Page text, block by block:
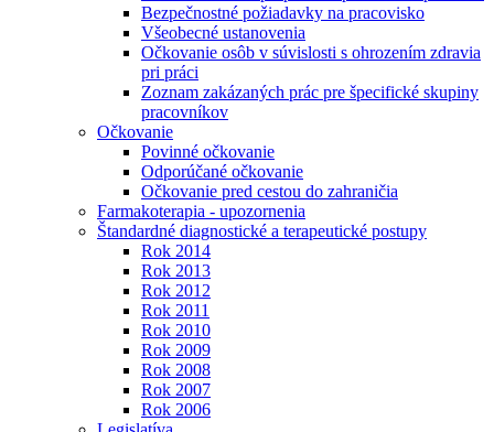
Bezpečnostné požiadavky na pracovisko
Všeobecné ustanovenia
Očkovanie osôb v súvislosti s ohrozením zdravia
pri práci
Zoznam zakázaných prác pre špecifické skupiny
pracovníkov
Očkovanie
Povinné očkovanie
Odporúčané očkovanie
Očkovanie pred cestou do zahraničia
Farmakoterapia - upozornenia
Štandardné diagnostické a terapeutické postupy
Rok 2014
Rok 2013
Rok 2012
Rok 2011
Rok 2010
Rok 2009
Rok 2008
Rok 2007
Rok 2006